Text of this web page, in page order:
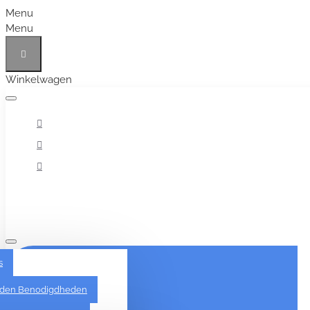
Menu
Menu
Winkelwagen
Alles
Benodigdheden